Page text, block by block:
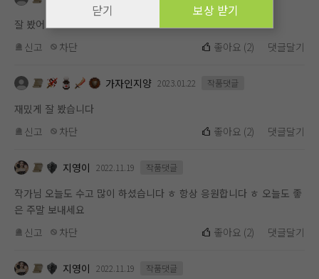
잘 봤어요
신고
차단 좋아요 (2) 댓글달기
가자인지양 2023.01.22 작품댓글
재밌게 잘 봤습니다
신고
차단 좋아요 (2) 댓글달기
지영이 2022.11.19 작품댓글
작가님 오늘도 수고 많이 하셨습니다 ㅎ 항상 응원합니다 ㅎ 오늘도 좋
은 주말 보내세요
신고
차단 좋아요 (2) 댓글달기
지영이 2022.11.19 작품댓글
닫기 보상 받기